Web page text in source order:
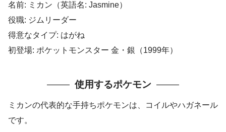
名前: ミカン（英語名: Jasmine）
役職: ジムリーダー
得意なタイプ: はがね
初登場: ポケットモンスター 金・銀（1999年）
使用するポケモン
ミカンの代表的な手持ちポケモンは、コイルやハガネール
です。